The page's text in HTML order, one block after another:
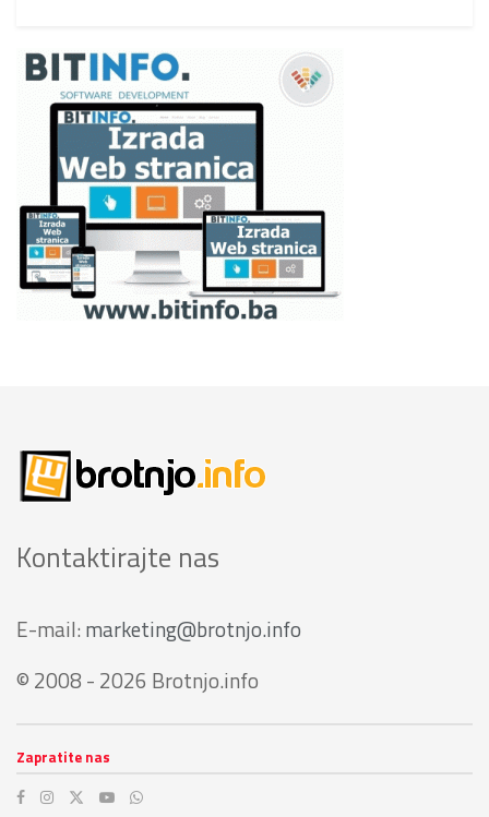
Kontaktirajte nas
E-mail: marketing@brotnjo.info
© 2008 - 2026 Brotnjo.info
Zapratite nas